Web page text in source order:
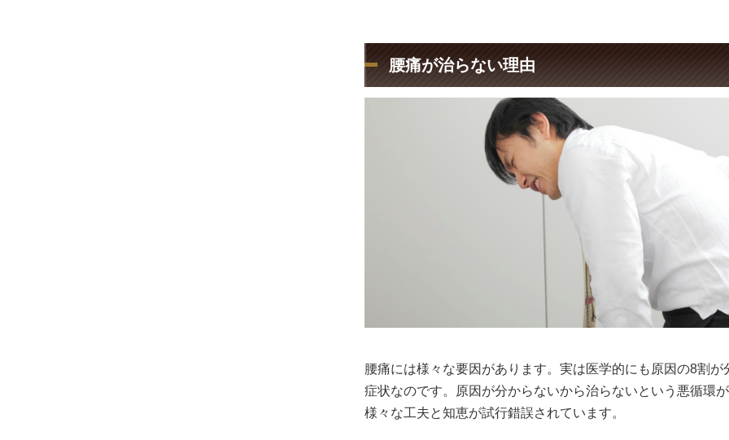
腰痛が治らない理由
腰痛には様々な要因があります。実は医学的にも原因の8割
症状なのです。原因が分からないから治らないという悪循環
様々な工夫と知恵が試行錯誤されています。